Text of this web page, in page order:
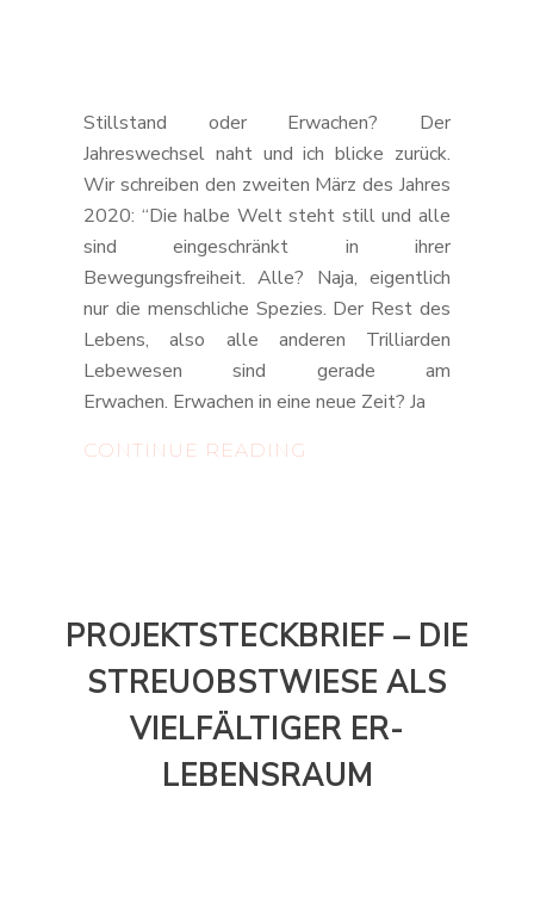
Stillstand oder Erwachen? Der
Jahreswechsel naht und ich blicke zurück.
Wir schreiben den zweiten März des Jahres
2020: “Die halbe Welt steht still und alle
sind eingeschränkt in ihrer
Bewegungsfreiheit. Alle? Naja, eigentlich
nur die menschliche Spezies. Der Rest des
Lebens, also alle anderen Trilliarden
Lebewesen sind gerade am
Erwachen. Erwachen in eine neue Zeit? Ja
CONTINUE READING
PROJEKTSTECKBRIEF – DIE
STREUOBSTWIESE ALS
VIELFÄLTIGER ER-
LEBENSRAUM